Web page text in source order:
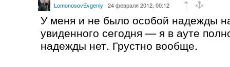
LomonosovEvgeniy 24 февраля 2012, 00:12
У меня и не было особой надежды
увиденного сегодня — я в ауте
надежды нет. Грустно вообще.